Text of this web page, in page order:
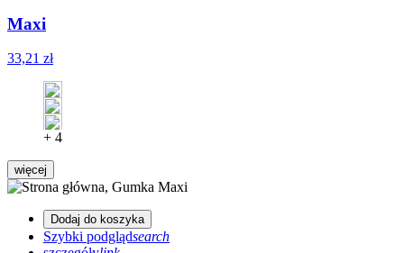
Maxi
33,21 zł
+ 4
więcej
Dodaj do koszyka
Szybki podglądsearch